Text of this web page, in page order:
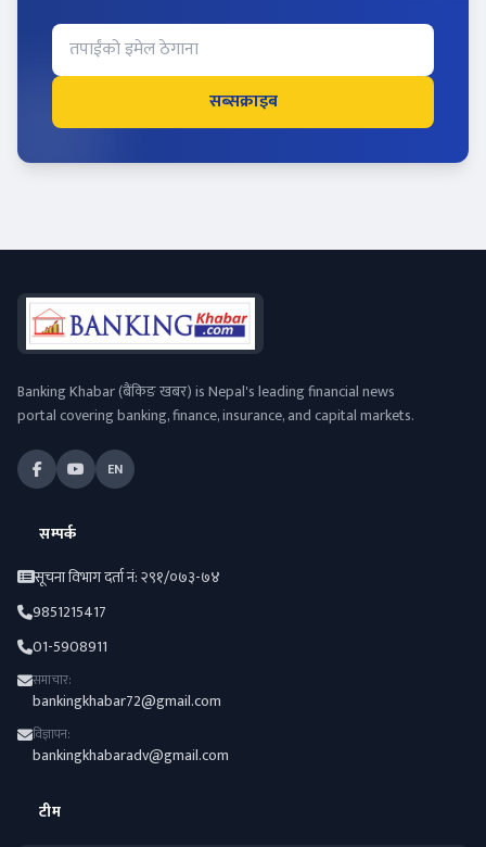
सब्सक्राइब
Banking Khabar (बैंकिङ खबर) is Nepal's leading financial news
portal covering banking, finance, insurance, and capital markets.
EN
सम्पर्क
सूचना विभाग दर्ता नं: २९१/०७३-७४
9851215417
01-5908911
समाचार:
bankingkhabar72@gmail.com
विज्ञापन:
bankingkhabaradv@gmail.com
टीम